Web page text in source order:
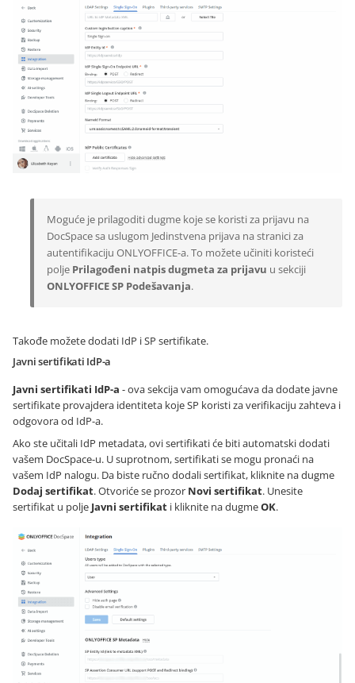
Moguće je prilagoditi dugme koje se koristi za prijavu na
DocSpace sa uslugom Jedinstvena prijava na stranici za
autentifikaciju ONLYOFFICE-a. To možete učiniti koristeći
polje Prilagođeni natpis dugmeta za prijavu u sekciji
ONLYOFFICE SP Podešavanja.
Takođe možete dodati IdP i SP sertifikate.
Javni sertifikati IdP-a
Javni sertifikati IdP-a - ova sekcija vam omogućava da dodate javne
sertifikate provajdera identiteta koje SP koristi za verifikaciju zahteva i
odgovora od IdP-a.
Ako ste učitali IdP metadata, ovi sertifikati će biti automatski dodati
vašem DocSpace-u. U suprotnom, sertifikati se mogu pronaći na
vašem IdP nalogu. Da biste ručno dodali sertifikat, kliknite na dugme
Dodaj sertifikat. Otvoriće se prozor Novi sertifikat. Unesite
sertifikat u polje Javni sertifikat i kliknite na dugmeOK.